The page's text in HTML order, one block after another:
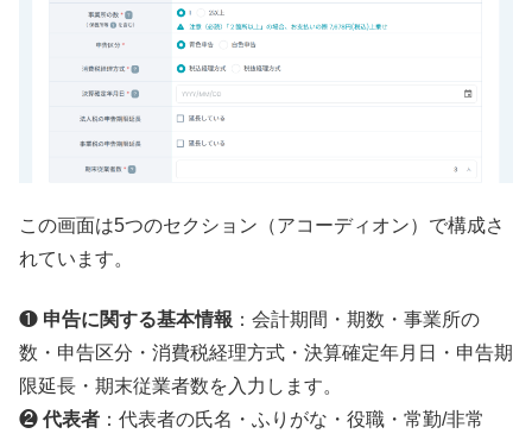
この画面は5つのセクション（アコーディオン）で構成さ
れています。
❶ 申告に関する基本情報 ：会計期間・期数・事業所の
数・申告区分・消費税経理方式・決算確定年月日・申告期
限延長・期末従業者数を入力します。
❷ 代表者 ：代表者の氏名・ふりがな・役職・常勤/非常